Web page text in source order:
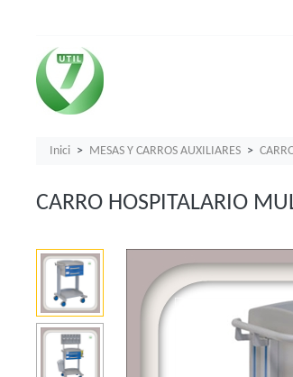
Inici MESAS Y CARROS AUXILIARES
CARRO HOSPITALARIO